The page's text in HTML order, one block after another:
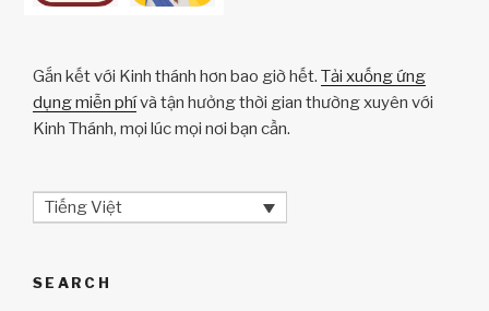
Gắn kết với Kinh thánh hơn bao giờ hết. Tải xuống ứng
dụng miễn phívà tận hưởng thời gian thường xuyên với
Kinh Thánh, mọi lúc mọi nơi bạn cần.
Tiếng Việt
SEARCH